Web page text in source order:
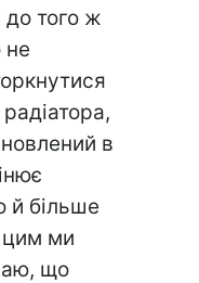
до того ж
не
в
й більше
цим ми
що